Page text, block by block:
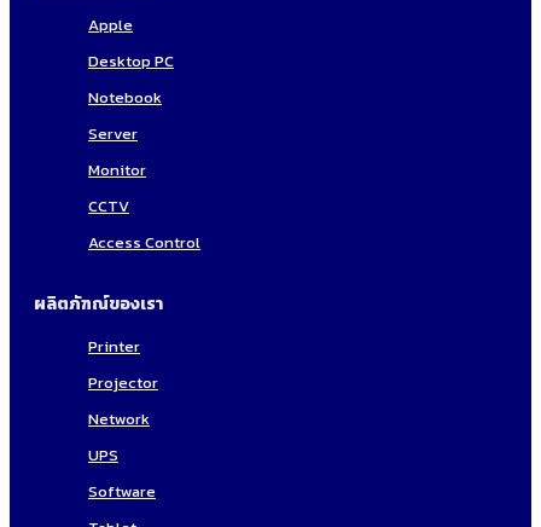
Apple
Desktop PC
Notebook
Server
Monitor
CCTV
Access Control
ผลิตภัฑณ์ของเรา
Printer
Projector
Network
UPS
Software